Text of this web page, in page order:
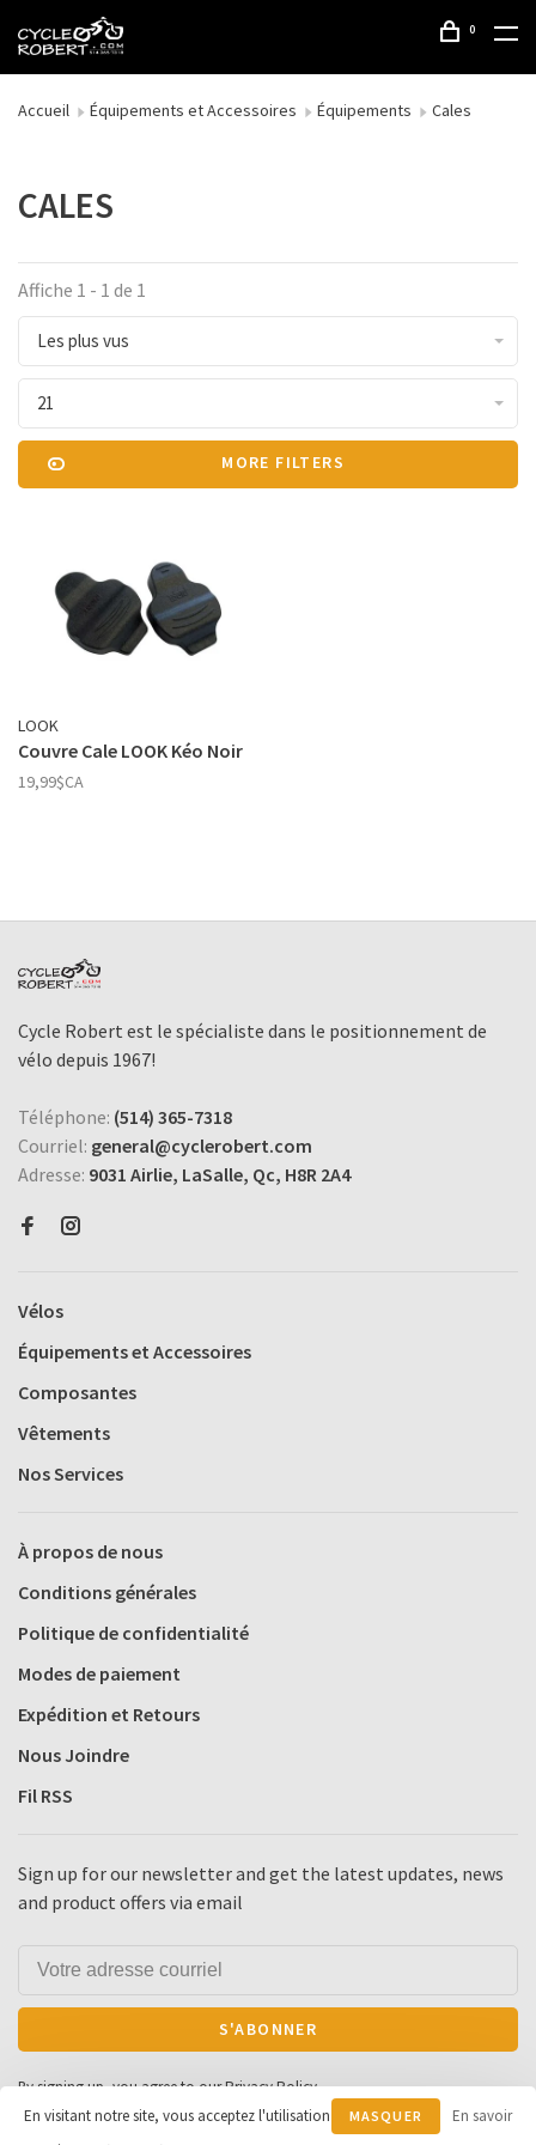
0
Accueil Équipements et Accessoires Équipements Cales
CALES
Affiche 1 - 1 de 1
Les plus vus
21
MORE FILTERS
LOOK
Couvre Cale LOOK Kéo Noir
19,99$CA
Cycle Robert est le spécialiste dans le positionnement de
vélo depuis 1967!
Téléphone: (514) 365-7318
Courriel: general@cyclerobert.com
Adresse: 9031 Airlie, LaSalle, Qc, H8R 2A4
Vélos
Équipements et Accessoires
Composantes
Vêtements
Nos Services
À propos de nous
Conditions générales
Politique de confidentialité
Modes de paiement
Expédition et Retours
Nous Joindre
Fil RSS
Sign up for our newsletter and get the latest updates, news
and product offers via email
S'ABONNER
By signing up, you agree to our Privacy Policy.
En visitant notre site, vous acceptez l'utilisation
MASQUER
En savoir